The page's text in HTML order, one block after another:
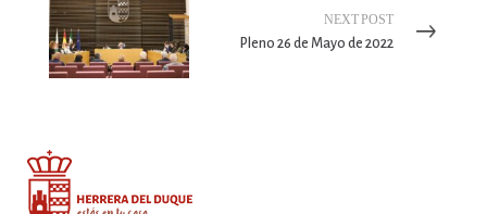
NEXT POST
Pleno 26 de Mayo de 2022